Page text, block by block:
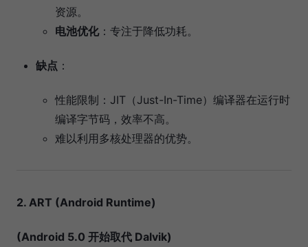
资源。
电池优化：专注于降低功耗。
缺点 ：
性能限制：JIT（Just-In-Time）编译器在运行时
编译字节码，效率不高。
难以利用多核处理器的优势。
2. ART (Android Runtime)
(Android 5.0 开始取代 Dalvik)